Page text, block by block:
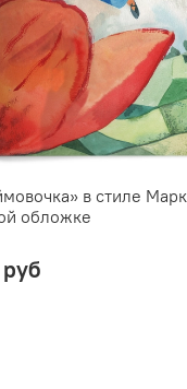
в стиле
обложке